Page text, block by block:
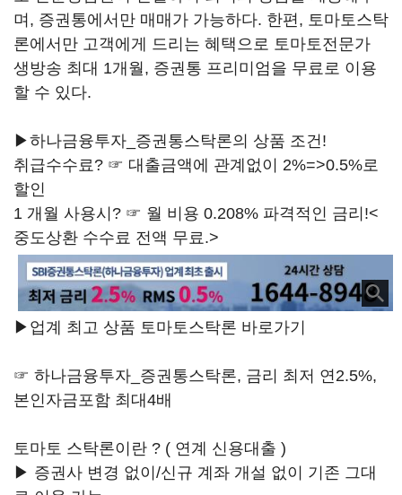
며, 증권통에서만 매매가 가능하다. 한편, 토마토스탁
론에서만 고객에게 드리는 혜택으로 토마토전문가
생방송 최대 1개월, 증권통 프리미엄을 무료로 이용
할 수 있다.
▶하나금융투자_증권통스탁론의 상품 조건!
취급수수료? ☞ 대출금액에 관계없이 2%=>0.5%로
할인
1 개월 사용시? ☞ 월 비용 0.208% 파격적인 금리!<
중도상환 수수료 전액 무료.>
▶업계 최고 상품 토마토스탁론 바로가기
☞ 하나금융투자_증권통스탁론, 금리 최저 연2.5%,
본인자금포함 최대4배
토마토 스탁론이란 ? ( 연계 신용대출 )
▶ 증권사 변경 없이/신규 계좌 개설 없이 기존 그대